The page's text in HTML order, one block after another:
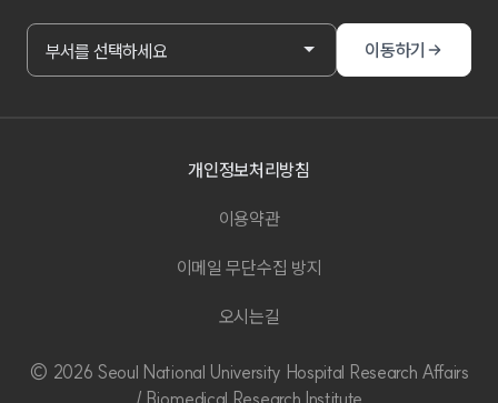
부서홈페이지 바로가기
부서를 선택하세요 이동하기
개인정보처리방침
이용약관
이메일 무단수집 방지
오시는길
© 2026 Seoul National University Hospital Research Affairs
/ Biomedical Research Institute